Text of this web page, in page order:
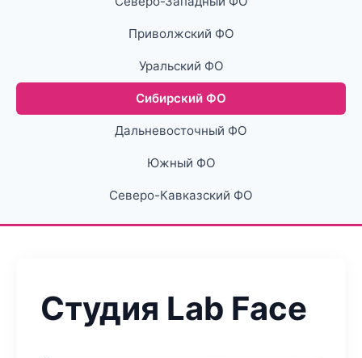
Приволжский ФО
Уральский ФО
Сибирский ФО
Дальневосточный ФО
Южный ФО
Северо-Кавказский ФО
Студия Lab Face